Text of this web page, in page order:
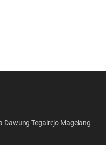
Dawung Tegalrejo Magelang